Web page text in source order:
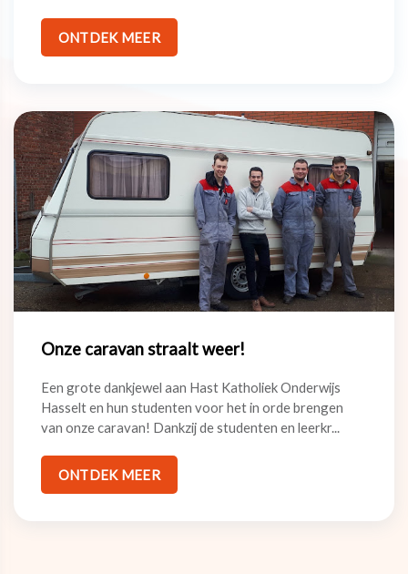
ONTDEK MEER
Onze caravan straalt weer!
Een grote dankjewel aan Hast Katholiek Onderwijs
Hasselt en hun studenten voor het in orde brengen
van onze caravan! Dankzij de studenten en leerkr...
ONTDEK MEER